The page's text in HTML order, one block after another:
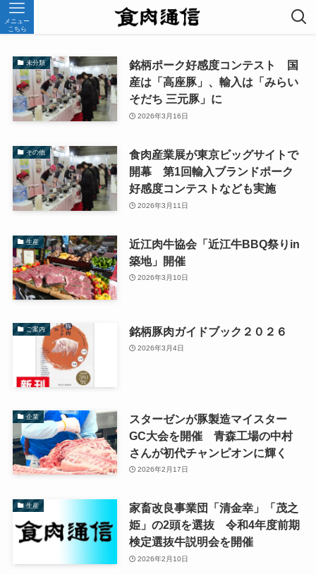
メニュー
こちら
未分類
銘柄ポーク好感度コンテスト 国
産は「高座豚」、輸入は「みらい
そだち 三元豚」に
2026年3月16日
その他
食肉産業展が東京ビッグサイトで
開幕 第1回輸入ブランドポーク
好感度コンテストなども実施
2026年3月11日
生産
近江肉牛協会「近江牛BBQ祭りin
築地」開催
2026年3月10日
ご案内 銘柄豚肉ガイドブック２０２６
2026年3月4日
企業
スターゼンが豚製造マイスター
GC大会を開催 青森工場の中村
さんが初代チャンピオンに輝く
2026年2月17日
生産
家畜改良事業団「清金幸」「茂之
姫」の2頭を選抜 令和4年度前期
検定選抜牛説明会を開催
2026年2月10日